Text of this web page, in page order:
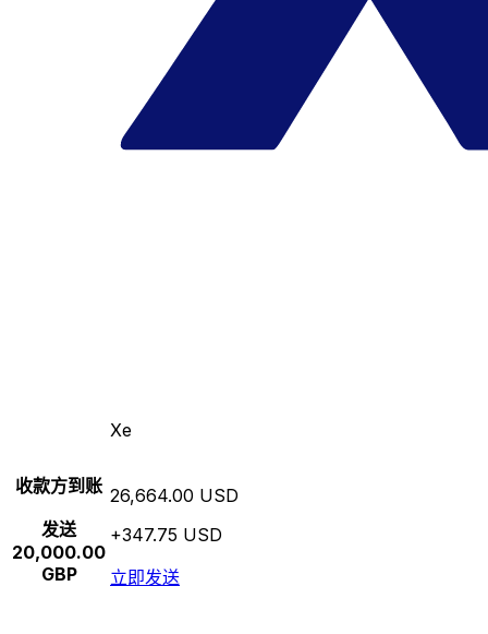
Xe
收款方到账
发送
20,000.00
GBP
26,664.00 USD
+347.75 USD
立即发送